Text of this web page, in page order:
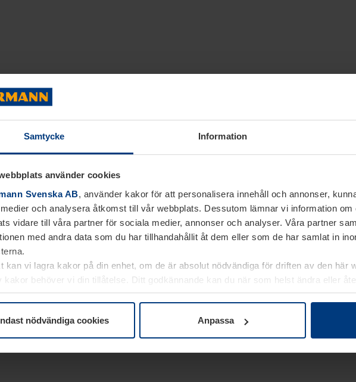
Samtycke Information
använder cookies
Svenska AB, använder kakor för att personalisera innehåll och annonser,
och analysera åtkomst till vår webbplats. Dessutom lämnar vi information om
vidare till våra partner för sociala medier, annonser och analyser. Våra partner
med andra data som du har tillhandahållit åt dem eller som de har samlat in
kan vi lagra kakor på din enhet, om de är absolut nödvändiga för driften av den här
kakor behöver vi din tillåtelse. Ditt godkännande kan du när som helst ändra eller
Dataskyddsförklaringpå vår webbplats.
nödvändiga cookies Anpassa